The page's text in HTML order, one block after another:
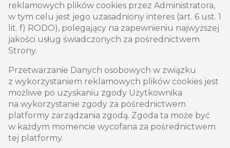
reklamowych plików cookies przez Administratora,
w tym celu jest jego uzasadniony interes (art. 6 ust. 1
lit. f) RODO), polegający na zapewnieniu najwyższej
jakości usług świadczonych za pośrednictwem
Strony.
Przetwarzanie Danych osobowych w związku
z wykorzystaniem reklamowych plików cookies jest
możliwe po uzyskaniu zgody Użytkownika
na wykorzystanie zgody za pośrednictwem
platformy zarządzania zgodą. Zgoda ta może być
w każdym momencie wycofana za pośrednictwem
tej platformy.